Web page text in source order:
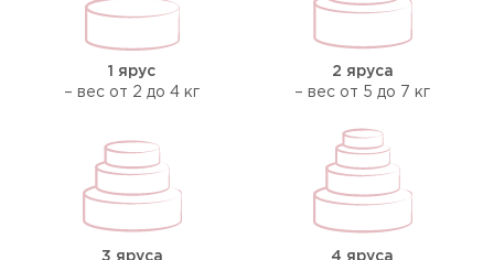
1 ярус
– вес от 2 до 4 кг
2 яруса
– вес от 5 до 7 кг
3 яруса
4 яруса